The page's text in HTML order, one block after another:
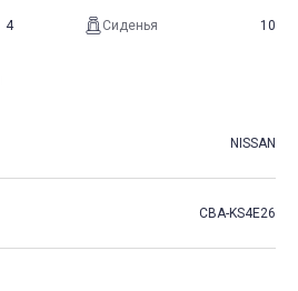
4 Сиденья 10
NISSAN
CBA-KS4E26